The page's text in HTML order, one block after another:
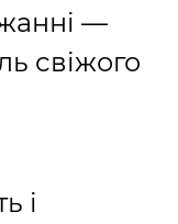
—
свіжого
і